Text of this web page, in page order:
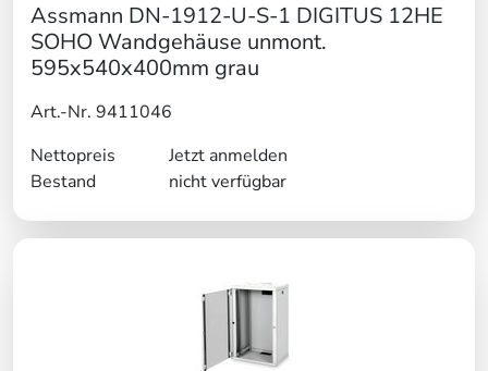
Assmann DN-1912-U-S-1 DIGITUS 12HE
SOHO Wandgehäuse unmont.
595x540x400mm grau
Art.-Nr. 9411046
Nettopreis
Jetzt anmelden
Bestand
nicht verfügbar